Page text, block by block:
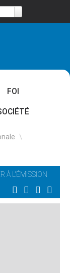
FOI
\
À L'ÉMISSION